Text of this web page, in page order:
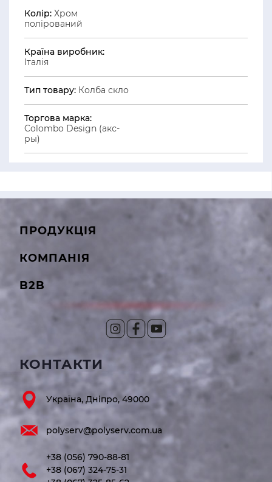
Колір: Хром
полірований
Країна виробник:
Італія
Тип товару: Колба скло
Торгова марка:
Colombo Design (акс-
ры)
ПРОДУКЦІЯ
КОМПАНІЯ
B2B
КОНТАКТИ
Україна, Дніпро, 49000
polyserv@polyserv.com.ua
+38 (056) 790-88-81
+38 (067) 324-75-31